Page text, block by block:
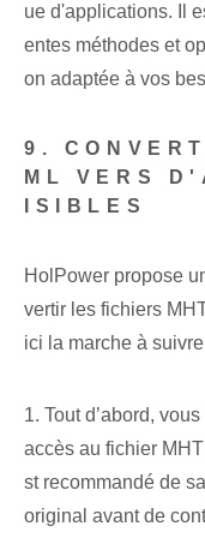
ue d'applications. Il
entes méthodes et
on adaptée à vos
9.
ML VERS
ISIBLES
HolPower propose
vertir les fichiers
ici la marche à
1. Tout d’abord,
accès au fichier
st recommandé de
original avant de